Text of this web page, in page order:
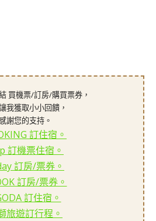
買機票/訂房/購買票券，
我獲取小小回饋，
感謝您的支持。
訂住宿。
訂機票住宿。
訂房/票券。
訂房/票券。
訂住宿。
旅遊訂行程。